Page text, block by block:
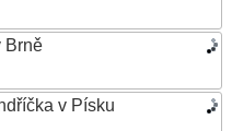
Brně
v Písku